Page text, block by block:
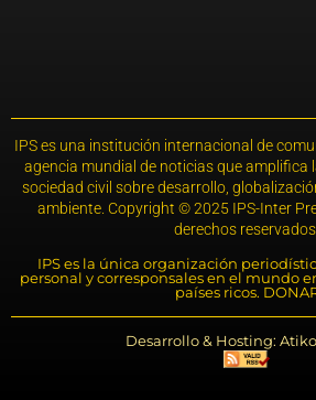
IPS es una institución internacional de
agencia mundial de noticias que amplifica
sociedad civil sobre desarrollo,
ambiente. Copyright © 2025 IPS-Inter
derechos reservados.
IPS es la única organización
personal y corresponsales en el mundo
países ricos.
Desarrollo & Hosting: